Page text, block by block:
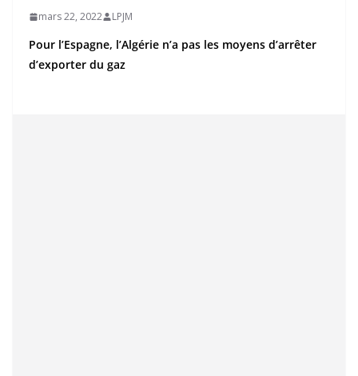
mars 22, 2022 LPJM
Pour l’Espagne, l’Algérie n’a pas les moyens d’arrêter
d’exporter du gaz